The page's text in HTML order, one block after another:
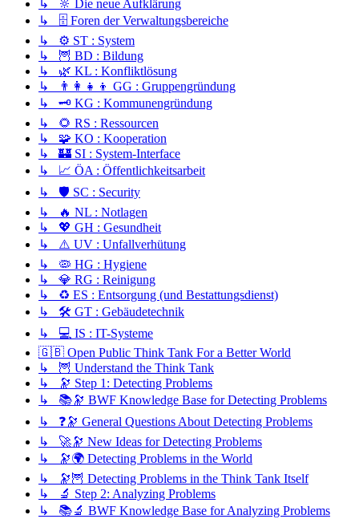
↳ 🔆 Die neue Aufklärung
↳ 🗄️ Foren der Verwaltungsbereiche
↳ ⚙️ ST : System
↳ 🦉 BD : Bildung
↳ 🌿 KL : Konfliktlösung
↳ 👨‍👩‍👧‍👦 GG : Gruppengründung
↳ 🗝️ KG : Kommunengründung
↳ 🌻 RS : Ressourcen
↳ 🧩 KO : Kooperation
↳ 🏰 SI : System-Interface
↳ 📈 ÖA : Öffentlichkeitsarbeit
↳ 🛡️ SC : Security
↳ 🔥 NL : Notlagen
↳ 💖 GH : Gesundheit
↳ ⚠️ UV : Unfallverhütung
↳ 🦠 HG : Hygiene
↳ 💎 RG : Reinigung
↳ ♻️ ES : Entsorgung (und Bestattungsdienst)
↳ 🛠️ GT : Gebäudetechnik
↳ 💻 IS : IT-Systeme
🇬🇧 Open Public Think Tank For a Better World
↳ 🦉 Understand the Think Tank
↳ 🔭 Step 1: Detecting Problems
↳ 📚🔭 BWF Knowledge Base for Detecting Problems
↳ ❓🔭 General Questions About Detecting Problems
↳ 🚀🔭 New Ideas for Detecting Problems
↳ 🔭🌍 Detecting Problems in the World
↳ 🔭🦉 Detecting Problems in the Think Tank Itself
↳ 🔬 Step 2: Analyzing Problems
↳ 📚🔬 BWF Knowledge Base for Analyzing Problems